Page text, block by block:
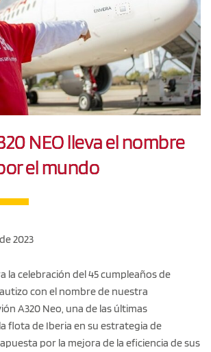
NEO lleva el nombre
el mundo
2023
la celebración del 45 cumpleaños de
con el nombre de nuestra
A320 Neo, una de las últimas
flota de Iberia en su estrategia de
por la mejora de la eficiencia de sus